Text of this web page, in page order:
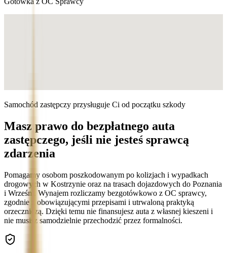
Samochód zastępczy przysługuje Ci od początku szkody
Masz prawo do bezpłatnego auta
zastępczego, jeśli nie jesteś sprawcą
zdarzenia
Pomagamy osobom poszkodowanym po kolizjach i wypadkach
drogowych w Kostrzynie oraz na trasach dojazdowych do Poznania
i Wrześni. Wynajem rozliczamy bezgotówkowo z OC sprawcy,
zgodnie z obowiązującymi przepisami i utrwaloną praktyką
orzeczniczą. Dzięki temu nie finansujesz auta z własnej kieszeni i
nie musisz samodzielnie przechodzić przez formalności.